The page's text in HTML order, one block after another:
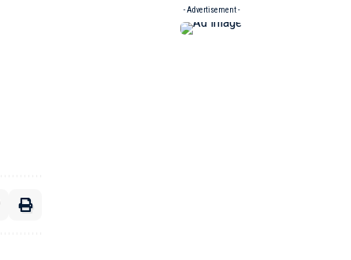
- Advertisement -